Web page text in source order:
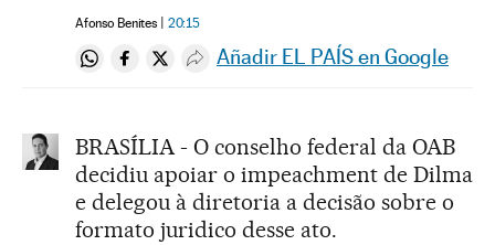
Afonso Benites 20:15
Compartir en Whatsapp
Compartir en Facebook
Compartir en Twitter
Desplegar Redes Sociales
Añadir EL PAÍS en Google
BRASÍLIA - O conselho federal da OAB
decidiu apoiar o impeachment de Dilma
e delegou à diretoria a decisão sobre o
formato juridico desse ato.